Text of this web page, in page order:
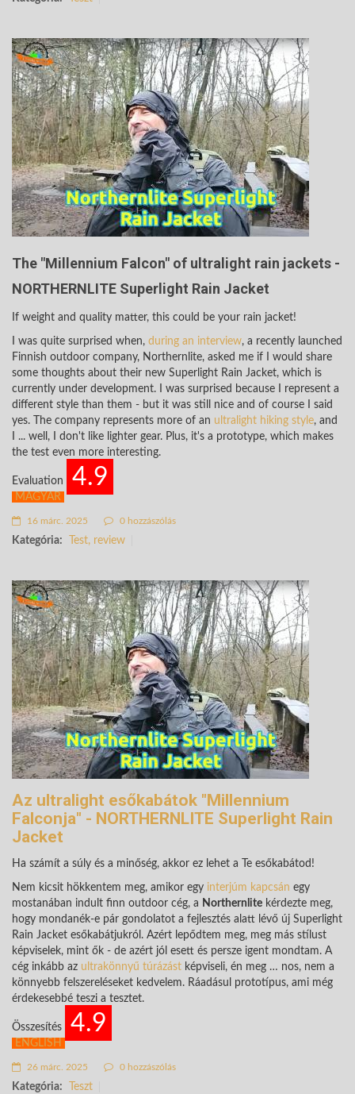
The "Millennium Falcon" of ultralight rain jackets -
NORTHERNLITE Superlight Rain Jacket
If weight and quality matter, this could be your rain jacket!
I was quite surprised when, during an interview, a recently launched
Finnish outdoor company, Northernlite, asked me if I would share
some thoughts about their new Superlight Rain Jacket, which is
currently under development. I was surprised because I represent a
different style than them - but it was still nice and of course I said
yes. The company represents more of an ultralight hiking style, and
I ... well, I don't like lighter gear. Plus, it's a prototype, which makes
the test even more interesting.
Evaluation 4.9
MAGYAR
16 márc. 2025 0 hozzászólás
Kategória: Test, review
Az ultralight esőkabátok "Millennium
Falconja" - NORTHERNLITE Superlight Rain
Jacket
Ha számít a súly és a minőség, akkor ez lehet a Te esőkabátod!
Nem kicsit hökkentem meg, amikor egy interjúm kapcsán egy
mostanában indult finn outdoor cég, a Northernlite kérdezte meg,
hogy mondanék-e pár gondolatot a fejlesztés alatt lévő új Superlight
Rain Jacket esőkabátjukról. Azért lepődtem meg, meg más stílust
képviselek, mint ők - de azért jól esett és persze igent mondtam. A
cég inkább az ultrakönnyű túrázást képviseli, én meg … nos, nem a
könnyebb felszereléseket kedvelem. Ráadásul prototípus, ami még
érdekesebbé teszi a tesztet.
Összesítés 4.9
ENGLISH
26 márc. 2025 0 hozzászólás
Kategória: Teszt